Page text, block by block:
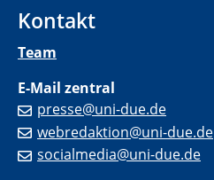
Kontakt
Team
E-Mail zentral
presse@uni-due.de
webredaktion@uni-due.de
socialmedia@uni-due.de